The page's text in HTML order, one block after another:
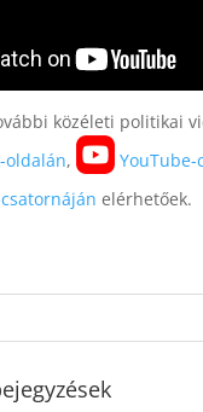
közéleti politikai
oldalán,
elérhetőek.